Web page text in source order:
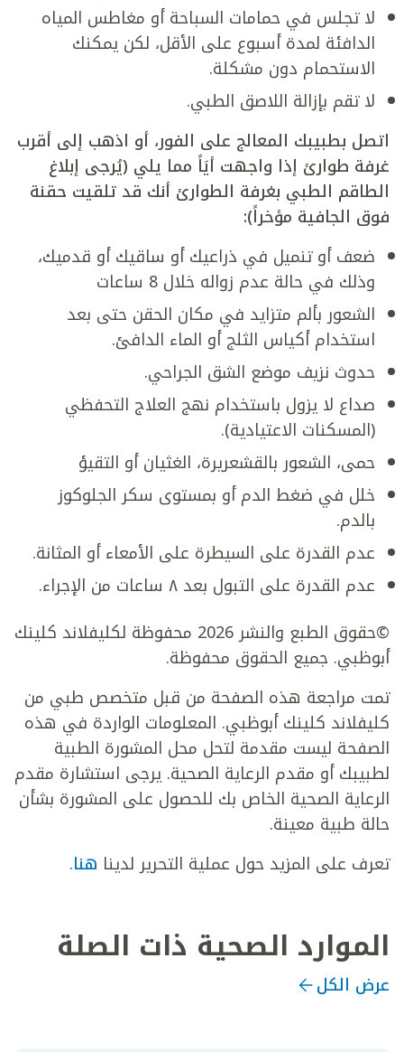
لا تجلس في حمامات السباحة أو مغاطس المياه
الدافئة لمدة أسبوع على الأقل، لكن يمكنك
الاستحمام دون مشكلة.
لا تقم بإزالة اللاصق الطبي.
اتصل بطبيبك المعالج على الفور، أو اذهب إلى أقرب
غرفة طوارئ إذا واجهت أيَاً مما يلي (يُرجى إبلاغ
الطاقم الطبي بغرفة الطوارئ أنك قد تلقيت حقنة
فوق الجافية مؤخراً):
ضعف أو تنميل في ذراعيك أو ساقيك أو قدميك،
وذلك في حالة عدم زواله خلال 8 ساعات
الشعور بألم متزايد في مكان الحقن حتى بعد
استخدام أكياس الثلج أو الماء الدافئ.
حدوث نزيف موضع الشق الجراحي.
صداع لا يزول باستخدام نهج العلاج التحفظي
(المسكنات الاعتيادية).
حمى، الشعور بالقشعريرة، الغثيان أو التقيؤ
خلل في ضغط الدم أو بمستوى سكر الجلوكوز
بالدم.
عدم القدرة على السيطرة على الأمعاء أو المثانة.
عدم القدرة على التبول بعد ٨ ساعات من الإجراء.
©حقوق الطبع والنشر 2026 محفوظة لكليفلاند كلينك
أبوظبي. جميع الحقوق محفوظة.
تمت مراجعة هذه الصفحة من قبل متخصص طبي من
كليفلاند كلينك أبوظبي. المعلومات الواردة في هذه
الصفحة ليست مقدمة لتحل محل المشورة الطبية
لطبيبك أو مقدم الرعاية الصحية. يرجى استشارة مقدم
الرعاية الصحية الخاص بك للحصول على المشورة بشأن
حالة طبية معينة.
تعرف على المزيد حول عملية التحرير لدينا هنا.
الموارد الصحية ذات الصلة
عرض الكل